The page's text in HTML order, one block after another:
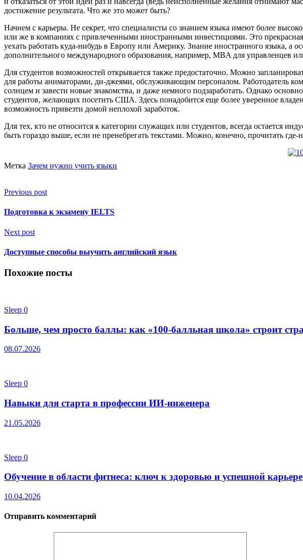
достижение результата. Что же это может быть?
Начнем с карьеры. Не секрет, что специалисты со знанием языка имеют более
или же в компаниях с привлеченными иностранными инвестициями. Это
уехать работать куда-нибудь в Европу или Америку. Знание иностранного языка, а
дополнительного международного образования, например, MBA для управленцев
Для студентов возможностей открывается также предостаточно. Можно
для работы аниматорами, ди-джеями, обслуживающим персоналом. Работодатель
солнцем и завести новые знакомства, и даже немного подзаработать. Однако
студентов, желающих посетить США. Здесь понадобится еще более уверенное
возможность привезти домой неплохой заработок.
Для тех, кто не относится к категории служащих или студентов, всегда остается
быть гораздо выше, если не пренебрегать текстами. Можно, конечно, прочитать
Метка Зачем нужно учить языки
Previous post
Подготовка к экзамену IELTS
Next post
Доступные способы выучить английский язык
Похожие посты
Sleep 0
Больше, чем просто баллы: как «100-балльная школа» строит
08.07.2026
Sleep 0
Навыки для старта в профессии ИИ-инженера
21.05.2026
Sleep 0
Обучение в области фитнеса: ключ к здоровью и успешной карьере
10.04.2026
Отправить комментарий